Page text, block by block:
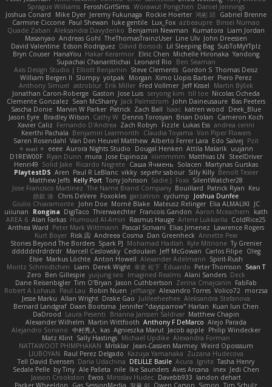
Sprague Williams FeroshGirlSims Worawut Pongchen Daniel Jennings
Joshua Conard
Mike Dyer Jeremy Fukunaga Rockie Hoerter 鸿彬 邱 Gabriel Brenne
Carmine Ciccone Paul Shewan luke gentile Lux_Fox azbeaupre Binsei Numao
Quade Zaban Aleksandra Davydenko Benjamin Newman Kumatora Liam Jordan
Masanyao Andreas Gohl TheThomasTrainzUser Line Ulv John Dreessen
David Valentine Edson Rodriguez Dávid Borsodi Lil Sleeping Bag SubToMyYTplz
Bryn Couser HanaYou Hakar Kerarmor Elric Chen Michelle Hironaka Yandong
Supachai Chanarittichai Leonard Rio
Ben Seaman
Axis Design Studio | Elliott Benjamin Steve Clements Gordon S Thomas Deisz
William Bergen II Slompy yotpak Morgan Ximo Llopis Barber Piero Perez
Anthony Simuel astroblur Erik Miller Fred Vollmer Jeff Kissel
Martin Býšek
Jonathan Caron-Roberge Gaston Jose Luis seryong kim till toe Nicolas Ocheda
Clemente Gonzalez Sean McSharry Jack Palmstrom John Daineusaure Bas Peeters
Sascha Donie Marvin W Parker Patrick Zach Ball Isaac katren wood
Deek_Blue
Jason Eyre Bradley Wilson Cathy W Dennis Torosyan Brian Dolan
Cameron Koch
Xavier Caliz Fernando D'Andrea Zach Robyn Fizzle Lukas Ess andrea cerini
Keerthi Pachala Benjamin Learmonth Claudia Toyama Von Piper Flowers
Søren Rosendahl Van Den Heuvel Matthew Alberto Ferrer Lara Edo Salvej Pzit
✧ 𝔪𝔞𝔯𝔦 ✧ eeee Aurora Nights Studio Dougal Henken Attila Malarik uujann
D1REW00F Ryan Dunn mura Jose Espinoza iiiimmmm Matthias LN
SteelDriver
Henri49 Solid Jake Ricardo Negrete Саша Ячмень Solacen Martynas Gurskas
PlaytestDS Aren Paul R LeBlanc vikky sepehr sabour Silly Killy Benoît Texier
Matthew Jeffs Kelly Port Tony Johnson Sadie J. Foxx SilentWatcher28
Jose Francisco Martinez The Name Brand Company Bouillard Patrick Ryan Keu
皓欽 涂 Chris DeVere Foxokles garzatron cyclump
Joshua Dunfee
Giulio Chiaramonte John Doe Mornè Blake Mateusz Relinger Elia ALMALIKI
JC
uiiunan
Rongina DigiTaco Thierwaechter Francois Gandon Aaron Mceachern
kath
AREA 6 Alan Farkas Humoud Al-Amiri Rasmus Hauge Arlene Lukkarila ColdRice25
Anthea Ward Peter Mark Wittmann Pascal Scrivani Elias Jimenez Lawrence Rogers
Kurt Boyer Risk 📀 Andreea Cosma Dan Greenheck Annette Pew
Stories Beyond The Borders Spark PJ Mohamad Hadlah Kyle Mitrione Ty Grenier
dddddrdrdrdrdr Marcell Ceslowsky Cedoulain Jeff McGowan Carlos Filipe Oleg
Elsie Markus Löchte Anton Howell Alexander Adelmann Spirit-Rush
Moritz Schmidtchen
Liam Derek Wight 幸史 松下 Eduardo Peter Thomson
Sean T
Zero Ben Gillespie yuijung seo Imagined Realms Alani Sanders Deck
Dane Reisenbigler Tim O'Bryan Jason Cuthbertson Zerina Cmajcanin FabFab
Robert A Lohaus Paul Lau Robin Nuen jeffsarge Alexandro Torres Volico72 morzsa
Jesse Marku Allan Wright Drake Gao Julileeheehee Aleksandra Stefanova
Bernard Landgraf Daan Bootsma Jennifer "daysparrow" Harlan Kuan lun Chen
DaDrood Laura Pesenti Brianna Janssen Saldivar Matthew Chapin
Alexander Wilhelm Martin Wittfooth Anthony F DeMarco Alejo Parada
Alejandro Soriano 中村秀人 kas Agnieszka Marut Jacob apple Philip Windecker
Matz Klint Sally Hastings Michael Updike Alexandra Forman
NATTAWOOT PHIMPHAKAN MrIsklar Jean-Cassien Marmey Weird Oposssum
LIUBOYAN Raul Perez Delgado Kazuya Yamanaka Zuzana Hudecova
Tell David Evensen Daria Udachina DELILLE Basile Acura .Ignite Tasha Henry
Sedale Pelle by Tiny Ale Pašeta nile Ike Saunders Aves Arcana inex Jedi Chen
Jaxson Crookston Ewos Miroslav Hudec Davebb933 landon dehart
Parker Wheeldon
Gas SessionMedia 정율 이 Owen Carson Simon Tim Schulz